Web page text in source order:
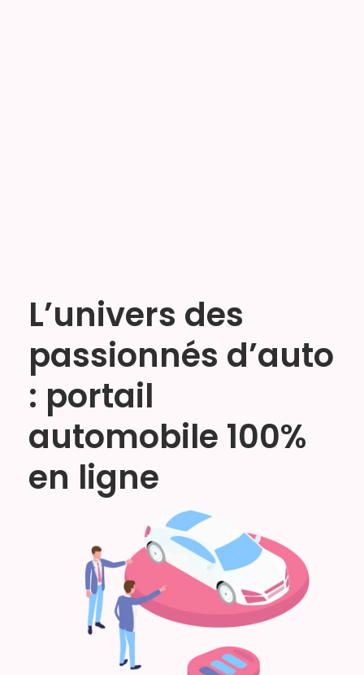
L’univers des
passionnés d’auto
: portail
automobile 100%
en ligne